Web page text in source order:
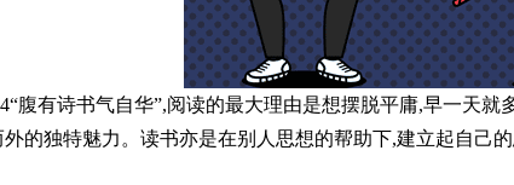
有诗书气自华”,阅读的最大理由是想摆脱平庸,早一天就
外的独特魅力。读书亦是在别人思想的帮助下,建立起自己的